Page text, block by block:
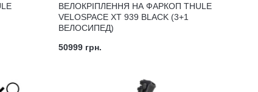
ВЕЛОКРІПЛЕННЯ НА ФАРКОП THULE
VELOSPACE XT 939 BLACK (3+1
ВЕЛОСИПЕД)
50999 грн.